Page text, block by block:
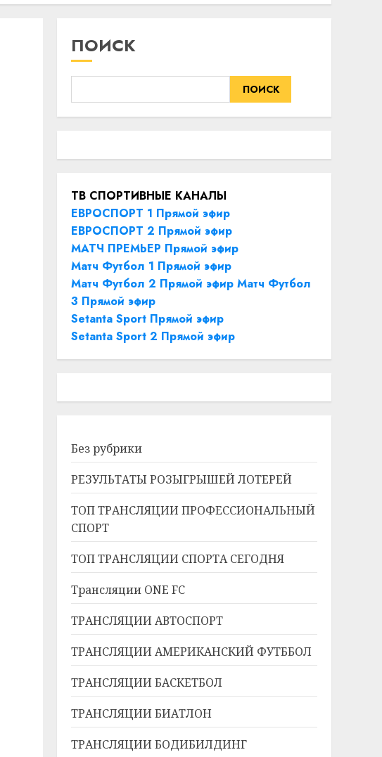
ПОИСК
ПОИСК
ТВ СПОРТИВНЫЕ КАНАЛЫ
ЕВРОСПОРТ 1 Прямой эфир
ЕВРОСПОРТ 2 Прямой эфир
МАТЧ ПРЕМЬЕР Прямой эфир
Матч Футбол 1 Прямой эфир
Матч Футбол 2 Прямой эфир Матч Футбол
3 Прямой эфир
Setanta Sport Прямой эфир
Setanta Sport 2 Прямой эфир
Без рубрики
РЕЗУЛЬТАТЫ РОЗЫГРЫШЕЙ ЛОТЕРЕЙ
ТОП ТРАНСЛЯЦИИ ПРОФЕССИОНАЛЬНЫЙ
СПОРТ
ТОП ТРАНСЛЯЦИИ СПОРТА СЕГОДНЯ
Трансляции ONE FC
ТРАНСЛЯЦИИ АВТОСПОРТ
ТРАНСЛЯЦИИ АМЕРИКАНСКИЙ ФУТББОЛ
ТРАНСЛЯЦИИ БАСКЕТБОЛ
ТРАНСЛЯЦИИ БИАТЛОН
ТРАНСЛЯЦИИ БОДИБИЛДИНГ